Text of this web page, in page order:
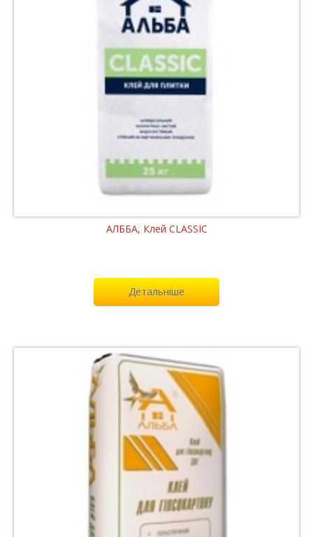
АЛББА, Клей CLASSIC
Детальніше